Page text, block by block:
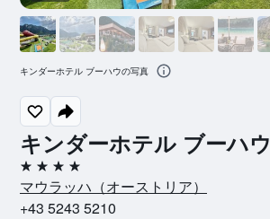
キンダーホテル ブーハウ
4つ星
マウラッハ​（オーストリア​）​
+43 5243 5210
キンダーホテル ブーハウの写真